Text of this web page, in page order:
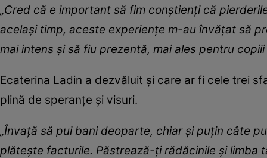
„Cred că e important să fim conștienți că
același timp, aceste experiențe m-au învățat să
mai intens și să fiu prezentă, mai ales pentru
Ecaterina Ladin a dezvăluit și care ar fi cele trei
plină de speranțe și visuri.
„Învață să pui bani deoparte, chiar și puțin câte
plătește facturile. Păstrează-ți rădăcinile și limba